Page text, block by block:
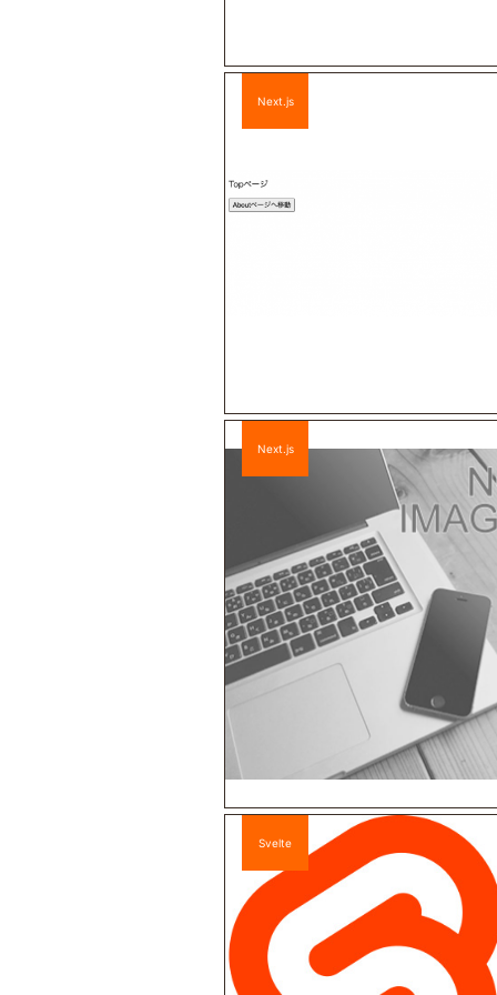
Next.js
Next.js
Svelte